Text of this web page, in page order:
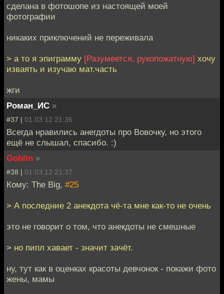
сделана в фотошопе из настоящей моей
фотографии
никаких приключений не переживала
> а то я эпиграмму [Разумеется, рукопожатную] хочу
изваять и изучаю мат.часть
жги
Роман_ИС »
#37 | 01.03.12 21:36
Всегда нравились анегдоты про Вовочку, но этого
ещё не слышал, спасибо. :)
Goblin »
#38 | 01.03.12 21:37
Кому: The Big, #25
> А последние 2 анекдота чё-та мне как-то не очень
это не говорит о том, что анекдоты не смешные
> но пипл хавает - значит зачёт.
ну, тут как в оценках красоты девчонок - покажи фото
жены, мамы